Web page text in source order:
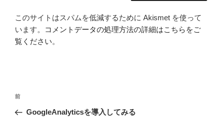
このサイトはスパムを低減するために Akismet を使って
います。
コメントデータの処理方法の詳細はこちらをご
覧ください。
投
ナ
前
の
前
GoogleAnalyticsを導入してみる